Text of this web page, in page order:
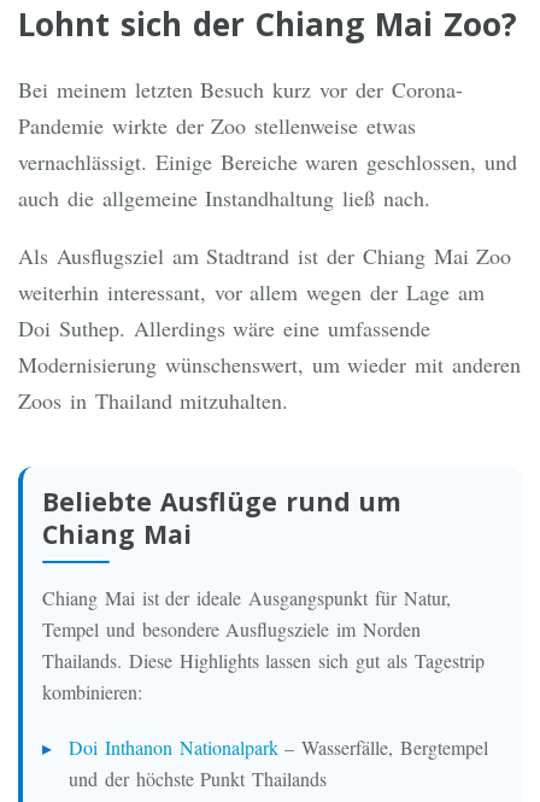
Lohnt sich der Chiang Mai Zoo?
Bei meinem letzten Besuch kurz vor der Corona-
Pandemie wirkte der Zoo stellenweise etwas
vernachlässigt. Einige Bereiche waren geschlossen, und
auch die allgemeine Instandhaltung ließ nach.
Als Ausflugsziel am Stadtrand ist der Chiang Mai Zoo
weiterhin interessant, vor allem wegen der Lage am
Doi Suthep. Allerdings wäre eine umfassende
Modernisierung wünschenswert, um wieder mit anderen
Zoos in Thailand mitzuhalten.
Beliebte Ausflüge rund um
Chiang Mai
Chiang Mai ist der ideale Ausgangspunkt für Natur,
Tempel und besondere Ausflugsziele im Norden
Thailands. Diese Highlights lassen sich gut als Tagestrip
kombinieren:
Doi Inthanon Nationalpark– Wasserfälle, Bergtempel
und der höchste Punkt Thailands